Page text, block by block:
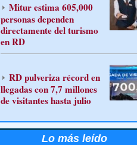
Mitur estima 605,000
personas dependen
directamente del turismo
en RD
RD pulveriza récord en
llegadas con 7,7 millones
de visitantes hasta julio
Lo más leído